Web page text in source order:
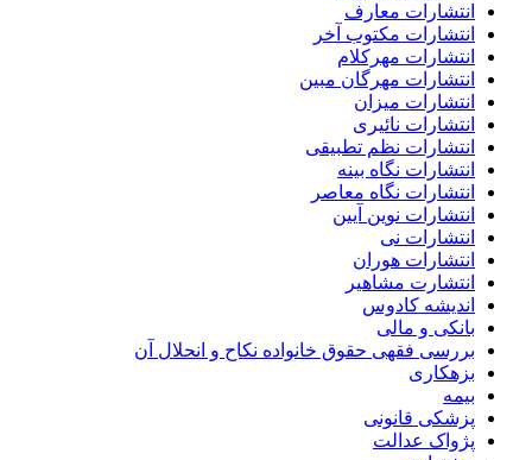
انتشارات معارف
انتشارات مکتوب آخر
انتشارات مهرکلام
انتشارات مهرگان مبین
انتشارات میزان
انتشارات نائیری
انتشارات نظم تطبیقی
انتشارات نگاه بینه
انتشارات نگاه معاصر
انتشارات نوین آیین
انتشارات نی
انتشارات هوران
انتشارت مشاهیر
اندیشه کادوس
بانکی و مالی
بررسی فقهی حقوق خانواده نکاح و انحلال آن
بزهکاری
بیمه
پزشکی قانونی
پژواک عدالت